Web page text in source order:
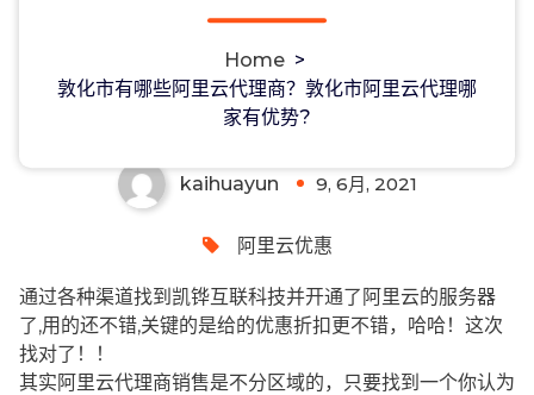
Home >
敦化市有哪些阿里云代理商？敦化市阿里云代理哪
家有优势?
里云代理哪家有优势?
kaihuayun 9, 6月, 2021
阿里云优惠
通过各种渠道找到凯铧互联科技并开通了阿里云的服务器
了,用的还不错,关键的是给的优惠折扣更不错，哈哈！这次
找对了！！
其实阿里云代理商销售是不分区域的，只要找到一个你认为